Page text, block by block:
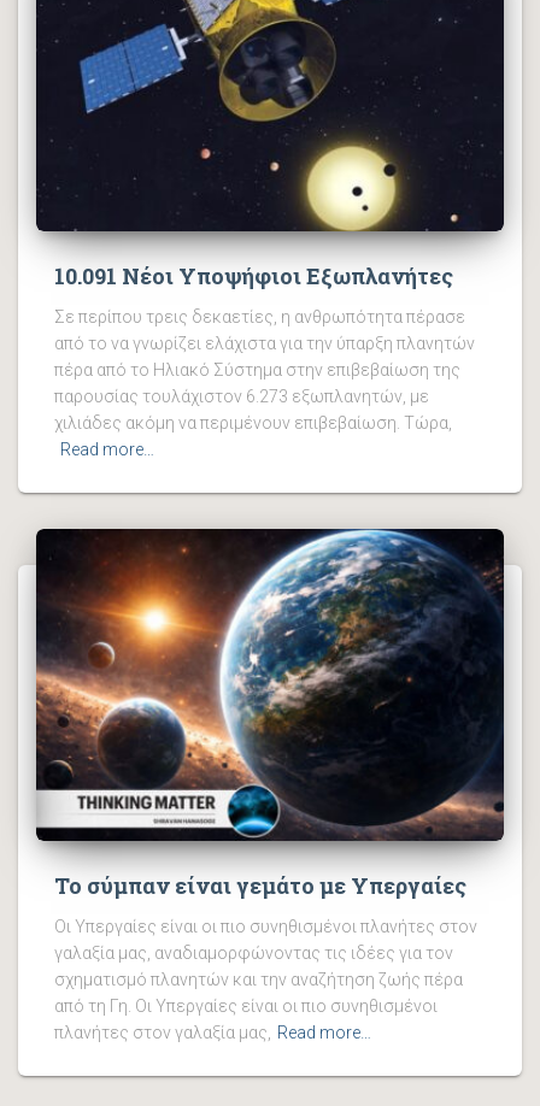
10.091 Νέοι Υποψήφιοι Εξωπλανήτες
Σε περίπου τρεις δεκαετίες, η ανθρωπότητα πέρασε
από το να γνωρίζει ελάχιστα για την ύπαρξη πλανητών
πέρα ​​από το Ηλιακό Σύστημα στην επιβεβαίωση της
παρουσίας τουλάχιστον 6.273 εξωπλανητών, με
χιλιάδες ακόμη να περιμένουν επιβεβαίωση. Τώρα,
Read more…
Το σύμπαν είναι γεμάτο με Υπεργαίες
Οι Υπεργαίες είναι οι πιο συνηθισμένοι πλανήτες στον
γαλαξία μας, αναδιαμορφώνοντας τις ιδέες για τον
σχηματισμό πλανητών και την αναζήτηση ζωής πέρα ​​
από τη Γη. Οι Υπεργαίες είναι οι πιο συνηθισμένοι
πλανήτες στον γαλαξία μας,
Read more…